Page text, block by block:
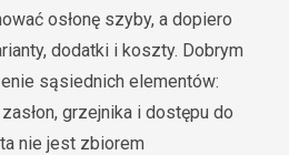
osłonę szyby, a dopiero
dodatki i koszty. Dobrym
sąsiednich elementów:
grzejnika i dostępu do
nie jest zbiorem